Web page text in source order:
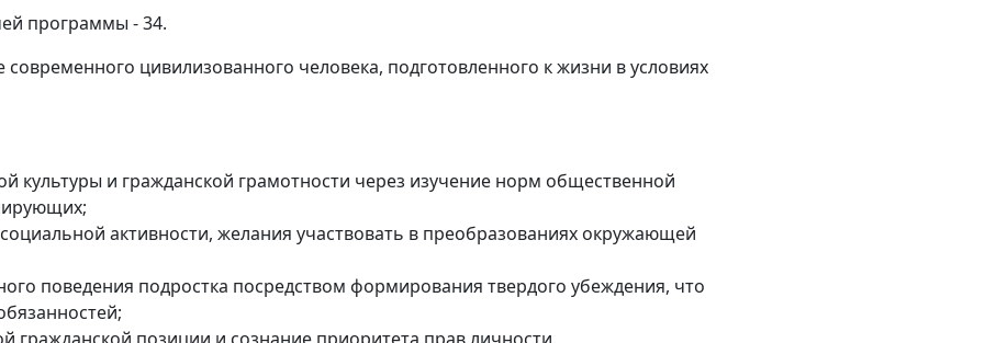
программы - 34.
современного цивилизованного человека, подготовленного к жизни в условиях
культуры и гражданской грамотности через изучение норм общественной
активности, желания участвовать в преобразованиях окружающей
поведения подростка посредством формирования твердого убеждения, что